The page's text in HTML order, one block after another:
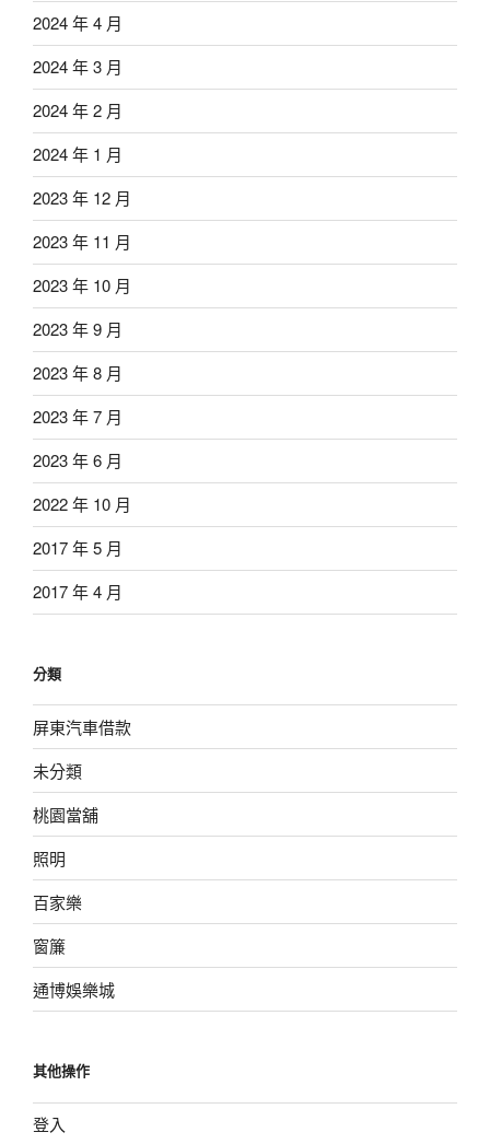
2024 年 4 月
2024 年 3 月
2024 年 2 月
2024 年 1 月
2023 年 12 月
2023 年 11 月
2023 年 10 月
2023 年 9 月
2023 年 8 月
2023 年 7 月
2023 年 6 月
2022 年 10 月
2017 年 5 月
2017 年 4 月
分類
屏東汽車借款
未分類
桃園當舖
照明
百家樂
窗簾
通博娛樂城
其他操作
登入